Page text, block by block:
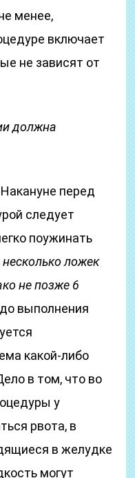
менее,
включает
не зависят от
должна
Накануне перед
следует
поужинать
ложек
не позже 6
выполнения
какой-либо
в том, что во
у
рвота, в
в желудке
могут